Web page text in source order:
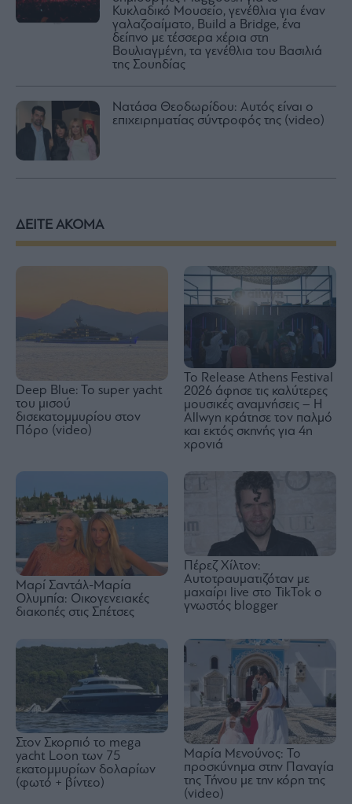
Κυκλαδικό Μουσείο, γενέθλια για έναν
γαλαζοαίματο, Build a Bridge, ένα
δείπνο με τέσσερα χέρια στη
Βουλιαγμένη, τα γενέθλια του Βασιλιά
της Σουηδίας
Νατάσα Θεοδωρίδου: Αυτός είναι ο
επιχειρηματίας σύντροφός της (video)
ΔΕΙΤΕ ΑΚΟΜΑ
Deep Blue: To super yacht
του μισού
δισεκατομμυρίου στον
Πόρο (video)
Το Release Athens Festival
2026 άφησε τις καλύτερες
μουσικές αναμνήσεις – Η
Allwyn κράτησε τον παλμό
και εκτός σκηνής για 4η
χρονιά
Μαρί Σαντάλ-Μαρία
Ολυμπία: Οικογενειακές
διακοπές στις Σπέτσες
Πέρεζ Χίλτον:
Αυτοτραυματιζόταν με
μαχαίρι live στο TikTok ο
γνωστός blogger
Στον Σκορπιό το mega
yacht Loon των 75
εκατομμυρίων δολαρίων
(φωτό + βίντεο)
Μαρία Μενούνος: Το
προσκύνημα στην Παναγία
της Τήνου με την κόρη της
(video)